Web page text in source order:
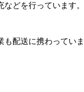
どを行っています。
配送に携わってい